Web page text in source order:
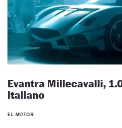
Evantra Millecavalli,
italiano
EL MOTOR